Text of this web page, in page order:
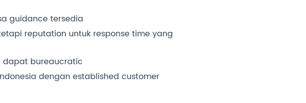
guidance tersedia
reputation untuk response time yang
dapat bureaucratic
dengan established customer